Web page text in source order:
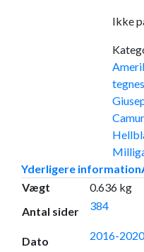
Ikke
Yderligere information
Vægt
0.636 kg
Antal sider
384
Dato 2016-2020